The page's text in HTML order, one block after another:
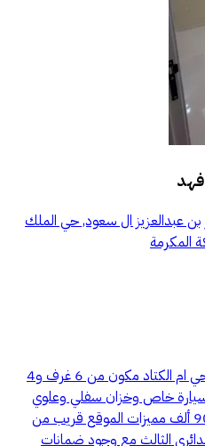
بن عبدالعزيز ال سعود, حي الملك
المكرمة
للبيع شقق تمليك في مكه المكرمة حي ام الكتاد مكون من 6 غرف و4
خاص وخزان سفلي وعلوي
مساحتها 260 م المطلوب 900,000 ألف مميزات الموقع قريب من
الثالث مع وجود ضمانات